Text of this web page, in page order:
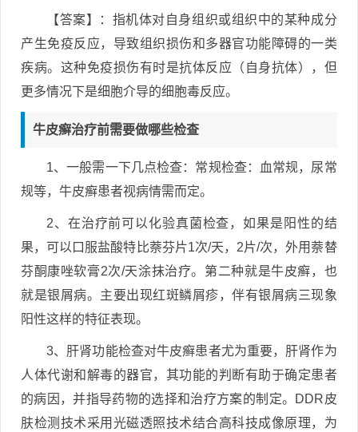
【答案】：指机体对自身组织或组织中的某种成分
产生免疫反应，导致组织损伤和多器官功能障碍的一类
疾病。这种免疫损伤有时是抗体反应（自身抗体），但
更多情况下是细胞介导的细胞毒反应。
牛皮癣治疗前需要做哪些检查
1、一般需一下几点检查：常规检查：血常规，尿常
规等，牛皮癣患者视病情需而定。
2、在治疗前可以化验真菌检查，如果是阳性的结
果，可以口服盐酸特比萘芬片1次/天，2片/次，外用萘替
芬酮康唑软膏2次/天涂抹治疗。第二种就是牛皮癣，也
就是银屑病。主要出现红斑鳞屑疹，伴有银屑病三现象
阳性这样的特征表现。
3、肝肾功能检查对牛皮癣患者尤为重要，肝肾作为
人体代谢和解毒的器官，其功能的判断有助于确定患者
的病因，并指导药物的选择和治疗方案的制定。DDR皮
肤检测技术采用光磁透照技术结合高科技成像原理，为